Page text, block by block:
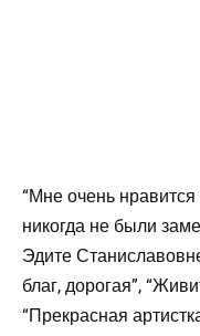
“Мне очень
никогда не были
Эдите
благ, дорогая”,
“Прекрасная